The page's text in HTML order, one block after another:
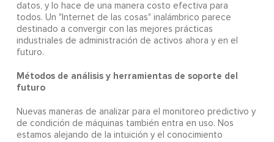
datos, y lo hace de una manera costo efectiva para
todos. Un "Internet de las cosas" inalámbrico parece
destinado a convergir con las mejores prácticas
industriales de administración de activos ahora y en el
futuro.
Métodos de análisis y herramientas de soporte del
futuro
Nuevas maneras de analizar para el monitoreo predictivo y
de condición de máquinas también entra en uso. Nos
estamos alejando de la intuición y el conocimiento